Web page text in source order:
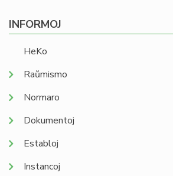
INFORMOJ
HeKo
Raŭmismo
Normaro
Dokumentoj
Establoj
Instancoj